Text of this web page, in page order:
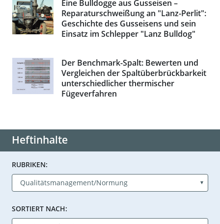
Eine Bulldogge aus Gusseisen –
Reparaturschweißung an "Lanz-Perlit":
Geschichte des Gusseisens und sein
Einsatz im Schlepper "Lanz Bulldog"
Der Benchmark-Spalt: Bewerten und
Vergleichen der Spaltüberbrückbarkeit
unterschiedlicher thermischer
Fügeverfahren
Heftinhalte
RUBRIKEN:
SORTIERT NACH: